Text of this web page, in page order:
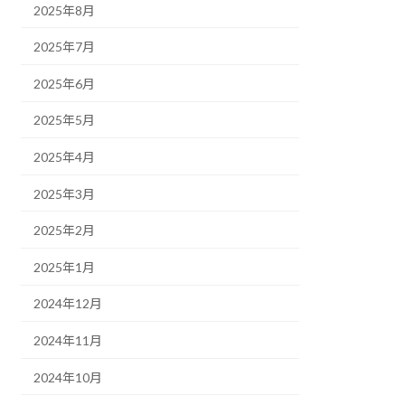
2025年8月
2025年7月
2025年6月
2025年5月
2025年4月
2025年3月
2025年2月
2025年1月
2024年12月
2024年11月
2024年10月